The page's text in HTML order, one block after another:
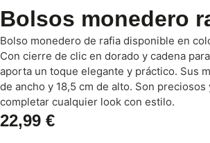
Bolsos monedero
Bolso monedero de rafia disponible en
Con cierre de clic en dorado y cadena
aporta un toque elegante y práctico. Sus
de ancho y 18,5 cm de alto. Son
completar cualquier look con estilo.
22,99 €